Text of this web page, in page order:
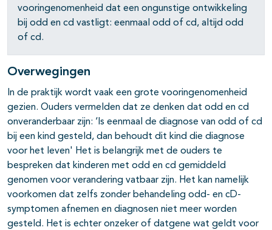
open- en dichtklappen
vooringenomenheid dat een ongunstige ontwikkeling
bij odd en cd vastligt: eenmaal odd of cd, altijd odd
of cd.
Overwegingen
In de praktijk wordt vaak een grote vooringenomenheid
gezien. Ouders vermelden dat ze denken dat odd en cd
onveranderbaar zijn: ‘Is eenmaal de diagnose van odd of cd
bij een kind gesteld, dan behoudt dit kind die diagnose
voor het leven' Het is belangrijk met de ouders te
bespreken dat kinderen met odd en cd gemiddeld
genomen voor verandering vatbaar zijn. Het kan namelijk
voorkomen dat zelfs zonder behandeling odd- en cD-
symptomen afnemen en diagnosen niet meer worden
gesteld. Het is echter onzeker of datgene wat geldt voor